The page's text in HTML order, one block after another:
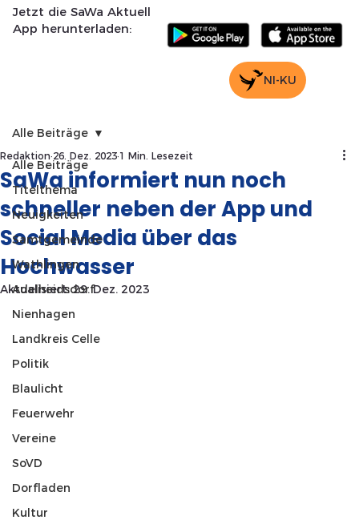
Jetzt die SaWa Aktuell
App herunterladen:
NI-KU
Alle Beiträge
Titelthema
Neuigkeiten
Samtgemeinde
Wathlingen
Adelheidsdorf
Nienhagen
Landkreis Celle
Politik
Blaulicht
Feuerwehr
Vereine
SoVD
Dorfladen
Kultur
Alle Beiträge
SaWa informiert nun noch
schneller neben der App und
Social Media über das
Hochwasser
Redaktion 26. Dez. 2023 1 Min. Lesezeit
Aktualisiert:29. Dez. 2023